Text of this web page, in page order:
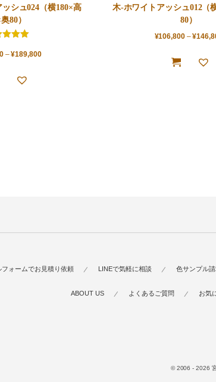
シュ024（横180×高
80）
点
–¥189,800
木-ホワイトアッシュ012（
80）
¥106,800 –¥
フォームでお見積り依頼 LINEで気軽に相談 色サンプル
ABOUT US よくあるご質問 お気
© 2006 - 2026